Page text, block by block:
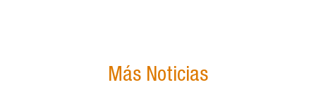
Más Noticias